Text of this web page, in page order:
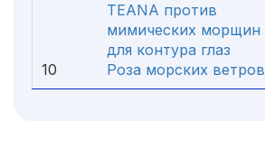
10
TEANA против
мимических морщин
для контура глаз
Роза морских ветров